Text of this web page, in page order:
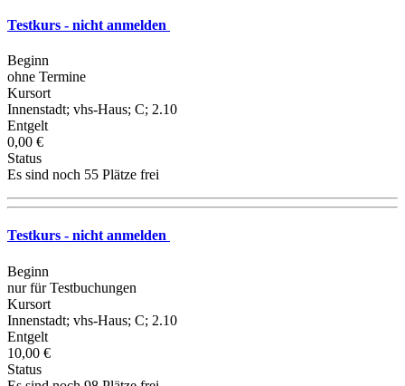
Testkurs - nicht anmelden
Beginn
ohne Termine
Kursort
Innenstadt; vhs-Haus; C; 2.10
Entgelt
0,00 €
Status
Es sind noch 55 Plätze frei
Testkurs - nicht anmelden
Beginn
nur für Testbuchungen
Kursort
Innenstadt; vhs-Haus; C; 2.10
Entgelt
10,00 €
Status